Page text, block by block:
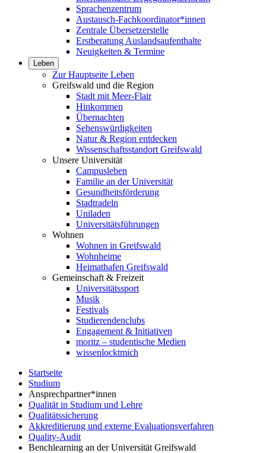
Sprachenzentrum
Austausch-Fachkoordinator*innen
Zentrale Übersetzerstelle
Erstberatung Auslandsaufenthalte
Neuigkeiten & Termine
Leben
Zur Hauptseite Leben
Greifswald und die Region
Stadt mit Meer-Flair
Hinkommen
Übernachten
Sehenswürdigkeiten
Natur & Region entdecken
Wissenschaftsstandort Greifswald
Unsere Universität
Campusleben
Familie an der Universität
Gesundheitsförderung
Stadtradeln
Uniladen
Universitätsführungen
Wohnen
Wohnen in Greifswald
Wohnheime
Heimathafen Greifswald
Gemeinschaft & Freizeit
Universitätssport
Musik
Festivals
Studierendenclubs
Engagement & Initiativen
moritz – studentische Medien
wissenlocktmich
Startseite
Studium
Ansprechpartner*innen
Qualität in Studium und Lehre
Qualitätssicherung
Akkreditierung und externe Evaluationsverfahren
Quality-Audit
Benchlearning an der Universität Greifswald